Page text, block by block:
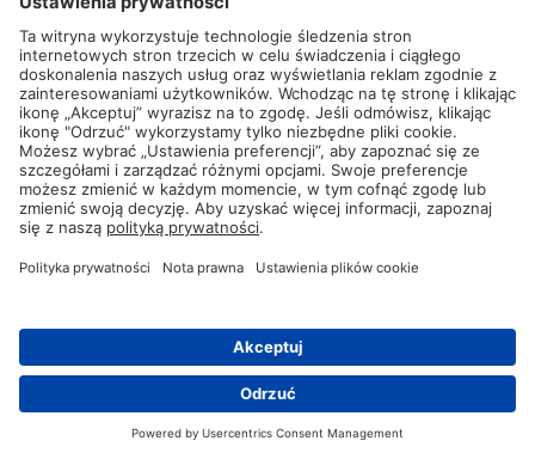
średnicach.
Edge Clip z TwistLock
Klipsy krawędziowe edge clip są nie tylko bardzo
wszechstronne, ale również łatwe w użyciu. Dobrym tego
przykładem jest E dgeClip z TwistLock.Obejrzyj ten krótki
film, aby zobaczyć jak to działa:
Potrzebujemy zgody użytkownika
na załadowanie serwisu YouTube
Kontakt